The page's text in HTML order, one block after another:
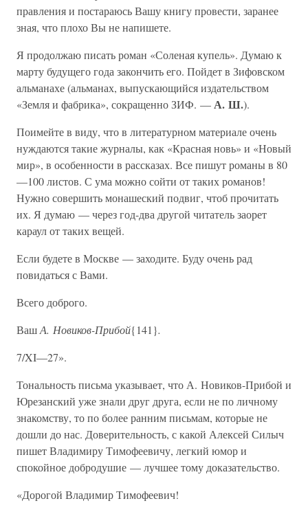
правления и постараюсь Вашу книгу провести, заранее
зная, что плохо Вы не напишете.
Я продолжаю писать роман «Соленая купель». Думаю к
марту будущего года закончить его. Пойдет в Зифовском
альманахе (альманах, выпускающийся издательством
«Земля и фабрика», сокращенно ЗИФ. —А. Ш.).
Поимейте в виду, что в литературном материале очень
нуждаются такие журналы, как «Красная новь» и «Новый
мир», в особенности в рассказах. Все пишут романы в 80
—100 листов. С ума можно сойти от таких романов!
Нужно совершить монашеский подвиг, чтоб прочитать
их. Я думаю — через год-два другой читатель заорет
караул от таких вещей.
Если будете в Москве — заходите. Буду очень рад
повидаться с Вами.
Всего доброго.
ВашА. Новиков-Прибой{141}.
7/XI—27».
Тональность письма указывает, что А. Новиков-Прибой и
Юрезанский уже знали друг друга, если не по личному
знакомству, то по более ранним письмам, которые не
дошли до нас. Доверительность, с какой Алексей Силыч
пишет Владимиру Тимофеевичу, легкий юмор и
спокойное добродушие — лучшее тому доказательство.
«Дорогой Владимир Тимофеевич!